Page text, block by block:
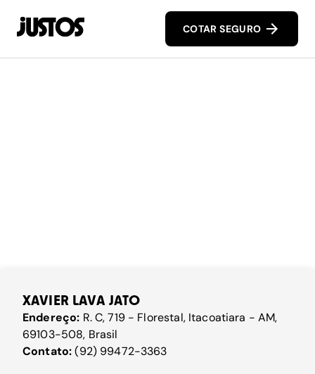
COTAR SEGURO
XAVIER LAVA JATO
Endereço: R. C, 719 - Florestal, Itacoatiara - AM,
69103-508, Brasil
Contato:(92) 99472-3363